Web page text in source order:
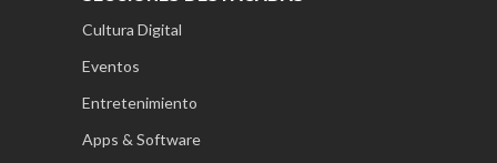
Cultura Digital
Eventos
Entretenimiento
Apps & Software